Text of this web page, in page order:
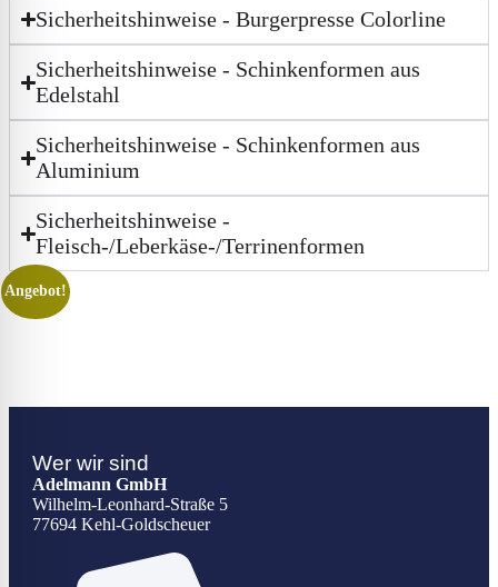
Sicherheitshinweise - Burgerpresse Colorline
Sicherheitshinweise - Schinkenformen aus
Edelstahl
Sicherheitshinweise - Schinkenformen aus
Aluminium
Sicherheitshinweise -
Fleisch-/Leberkäse-/Terrinenformen
Angebot!
Wer wir sind
Adelmann GmbH
Wilhelm-Leonhard-Straße 5
77694 Kehl-Goldscheuer